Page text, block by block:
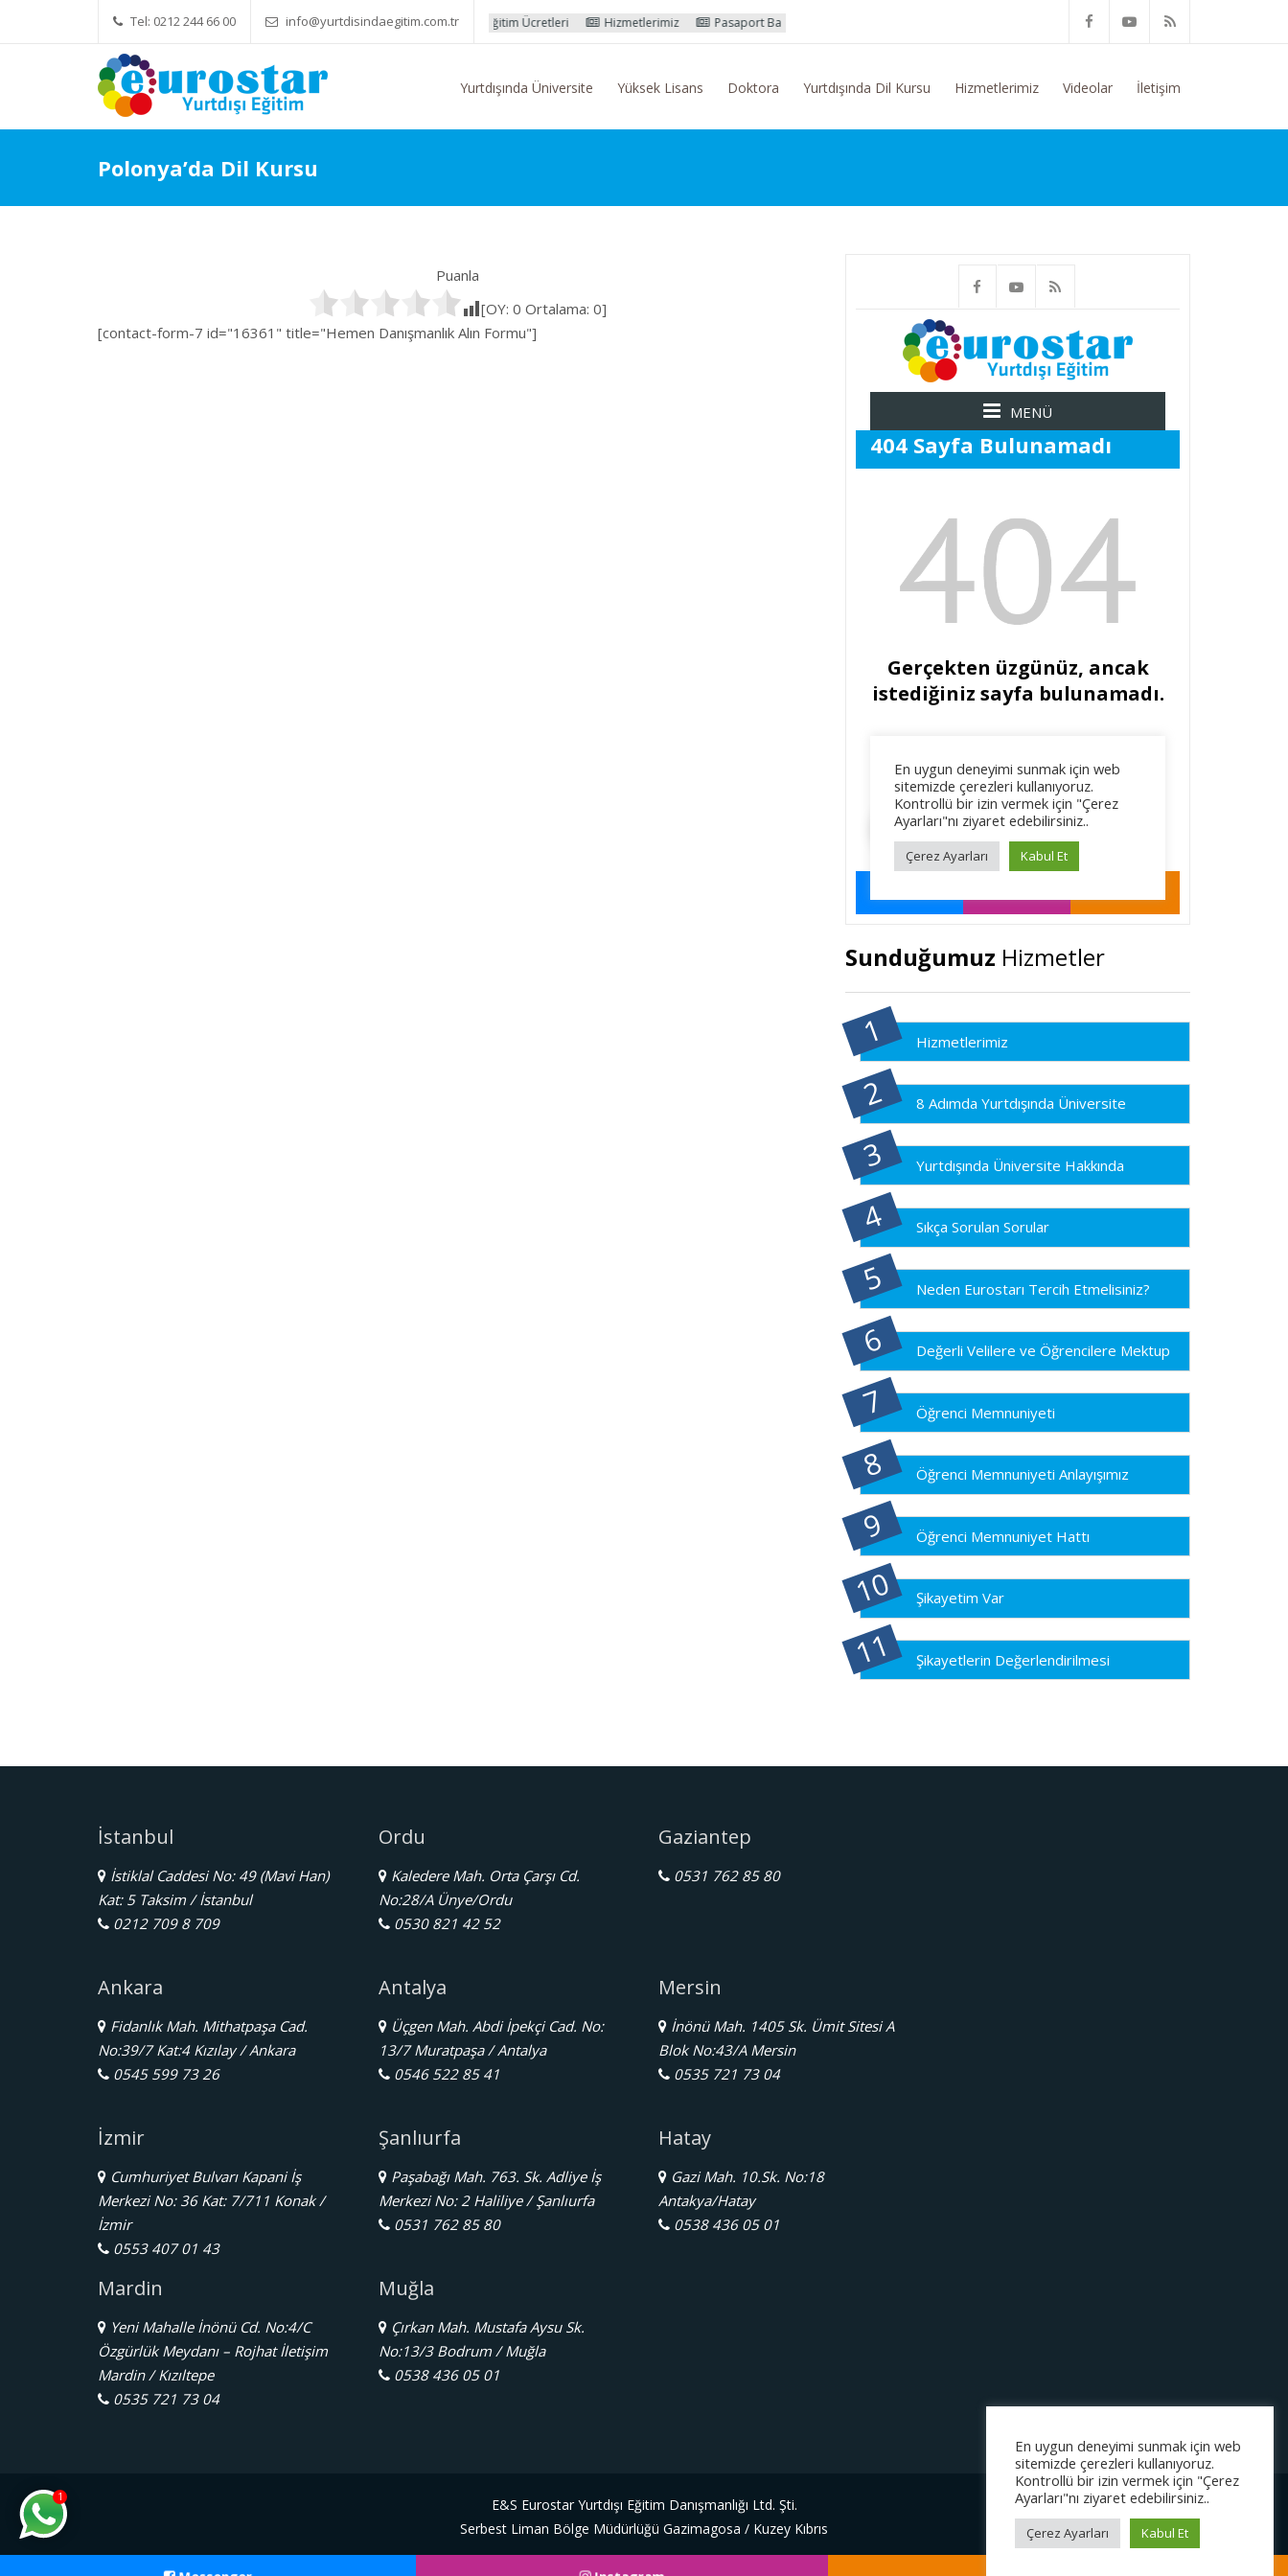
Tel: 0212 244 66 00 info@yurtdisindaegitim.com.tr
Yök Denkliği Önemli Eğitim Ücretleri Hizmetlerimiz Pasaport Başvuru İşlemleri Yurtdışı Eğitim Konusunda Genel Bilgi Talep Ediyorum
Yurtdışında Üniversite Yüksek Lisans Doktora Yurtdışında Dil Kursu Hizmetlerimiz Videolar İletişim
Polonya’da Dil Kursu
Puanla
[OY: 0 Ortalama: 0]
[contact-form-7 id="16361" title="Hemen Danışmanlık Alın Formu"]
Sunduğumuz Hizmetler
Hizmetlerimiz
8 Adımda Yurtdışında Üniversite
Yurtdışında Üniversite Hakkında
Sıkça Sorulan Sorular
Neden Eurostarı Tercih Etmelisiniz?
Değerli Velilere ve Öğrencilere Mektup
Öğrenci Memnuniyeti
Öğrenci Memnuniyeti Anlayışımız
Öğrenci Memnuniyet Hattı
Şikayetim Var
Şikayetlerin Değerlendirilmesi
İstanbul
İstiklal Caddesi No: 49 (Mavi Han)
Kat: 5 Taksim / İstanbul
0212 709 8 709
Ankara
Fidanlık Mah. Mithatpaşa Cad.
No:39/7 Kat:4 Kızılay / Ankara
0545 599 73 26
İzmir
Cumhuriyet Bulvarı Kapani İş
Merkezi No: 36 Kat: 7/711 Konak /
İzmir
0553 407 01 43
Mardin
Yeni Mahalle İnönü Cd. No:4/C
Özgürlük Meydanı – Rojhat İletişim
Mardin / Kızıltepe
0535 721 73 04
Ordu
Kaledere Mah. Orta Çarşı Cd.
No:28/A Ünye/Ordu
0530 821 42 52
Antalya
Üçgen Mah. Abdi İpekçi Cad. No:
13/7 Muratpaşa / Antalya
0546 522 85 41
Şanlıurfa
Paşabağı Mah. 763. Sk. Adliye İş
Merkezi No: 2 Haliliye / Şanlıurfa
0531 762 85 80
Muğla
Çırkan Mah. Mustafa Aysu Sk.
No:13/3 Bodrum / Muğla
0538 436 05 01
Gaziantep
0531 762 85 80
Mersin
İnönü Mah. 1405 Sk. Ümit Sitesi A
Blok No:43/A Mersin
0535 721 73 04
Hatay
Gazi Mah. 10.Sk. No:18
Antakya/Hatay
0538 436 05 01
E&S Eurostar Yurtdışı Eğitim Danışmanlığı Ltd. Şti.
Serbest Liman Bölge Müdürlüğü Gazimagosa / Kuzey Kıbrıs
1
En uygun deneyimi sunmak için web
sitemizde çerezleri kullanıyoruz.
Kontrollü bir izin vermek için "Çerez
Ayarları"nı ziyaret edebilirsiniz..
Çerez Ayarları Kabul Et